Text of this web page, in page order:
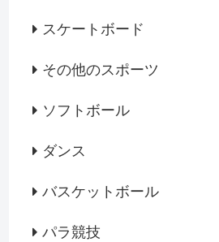
スケートボード
その他のスポーツ
ソフトボール
ダンス
バスケットボール
パラ競技